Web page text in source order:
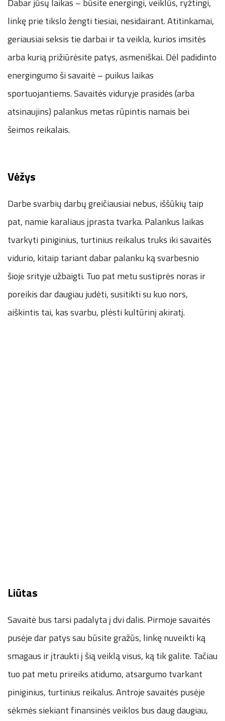
Dabar jūsų laikas – būsite energingi, veiklūs, ryžtingi,
linkę prie tikslo žengti tiesiai, nesidairant. Atitinkamai,
geriausiai seksis tie darbai ir ta veikla, kurios imsitės
arba kurią prižiūrėsite patys, asmeniškai. Dėl padidinto
energingumo ši savaitė – puikus laikas
sportuojantiems. Savaitės viduryje prasidės (arba
atsinaujins) palankus metas rūpintis namais bei
šeimos reikalais.
Vėžys
Darbe svarbių darbų greičiausiai nebus, iššūkių taip
pat, namie karaliaus įprasta tvarka. Palankus laikas
tvarkyti piniginius, turtinius reikalus truks iki savaitės
vidurio, kitaip tariant dabar palanku ką svarbesnio
šioje srityje užbaigti. Tuo pat metu sustiprės noras ir
poreikis dar daugiau judėti, susitikti su kuo nors,
aiškintis tai, kas svarbu, plėsti kultūrinį akiratį.
Liūtas
Savaitė bus tarsi padalyta į dvi dalis. Pirmoje savaitės
pusėje dar patys sau būsite gražūs, linkę nuveikti ką
smagaus ir įtraukti į šią veiklą visus, ką tik galite. Tačiau
tuo pat metu prireiks atidumo, atsargumo tvarkant
piniginius, turtinius reikalus. Antroje savaitės pusėje
sėkmės siekiant finansinės veiklos bus daug daugiau,